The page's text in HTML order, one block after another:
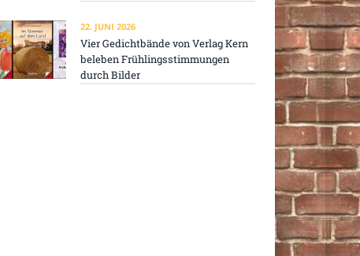
22. JUNI 2026
Vier Gedichtbände von Verlag Kern
beleben Frühlingsstimmungen
durch Bilder